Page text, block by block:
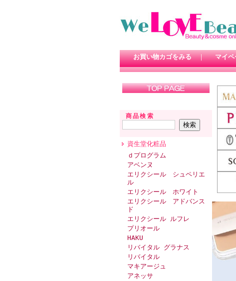
お買い物カゴをみる ｜ マイペ
商品検索
資生堂化粧品
ｄプログラム
アベンヌ
エリクシール シュペリエ
ル
エリクシール ホワイト
エリクシール アドバンス
ド
エリクシール ルフレ
プリオール
HAKU
リバイタル グラナス
リバイタル
マキアージュ
アネッサ